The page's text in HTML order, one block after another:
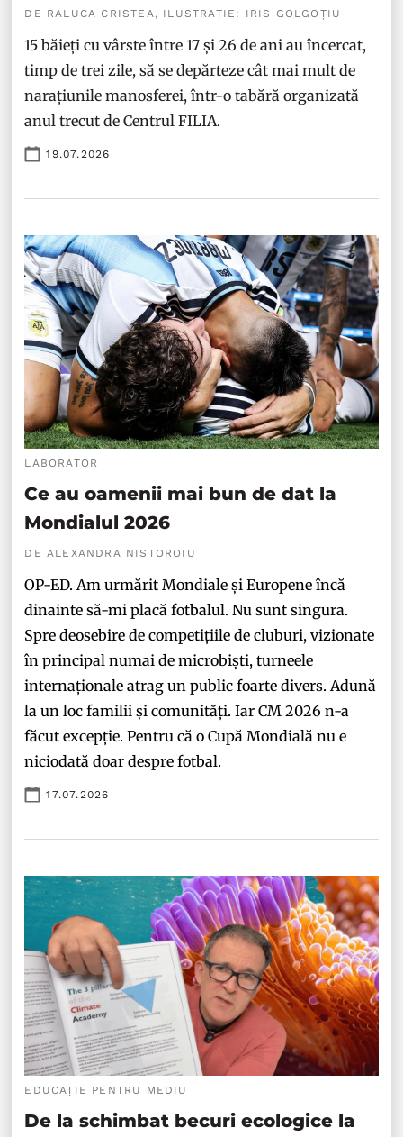
DE RALUCA CRISTEA, ILUSTRAȚIE: IRIS GOLGOȚIU
15 băieți cu vârste între 17 și 26 de ani au încercat,
timp de trei zile, să se depărteze cât mai mult de
narațiunile manosferei, într-o tabără organizată
anul trecut de Centrul FILIA.
19.07.2026
LABORATOR
Ce au oamenii mai bun de dat la
Mondialul 2026
DE ALEXANDRA NISTOROIU
OP-ED. Am urmărit Mondiale și Europene încă
dinainte să-mi placă fotbalul. Nu sunt singura.
Spre deosebire de competițiile de cluburi, vizionate
în principal numai de microbiști, turneele
internaționale atrag un public foarte divers. Adună
la un loc familii și comunități. Iar CM 2026 n-a
făcut excepție. Pentru că o Cupă Mondială nu e
niciodată doar despre fotbal.
17.07.2026
EDUCAȚIE PENTRU MEDIU
De la schimbat becuri ecologice la